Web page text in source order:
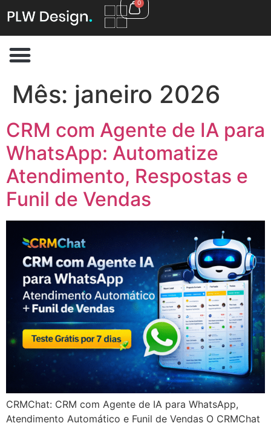
0
Mês: janeiro 2026
CRM com Agente de IA para
WhatsApp: Automatize
Atendimento, Respostas e
Funil de Vendas
CRMChat: CRM com Agente de IA para WhatsApp,
Atendimento Automático e Funil de Vendas O CRMChat